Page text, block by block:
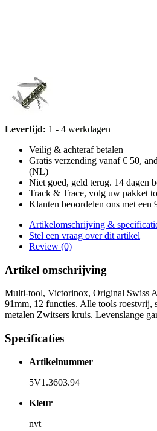
Levertijd: 1 - 4 werkdagen
Veilig & achteraf betalen
Gratis verzending vanaf € 50,
(NL)
Niet goed, geld terug. 14 dagen
Track & Trace, volg uw pakket
Klanten beoordelen ons met een
Artikelomschrijving &
Stel een vraag over dit artikel
Review (0)
Artikel omschrijving
Multi-tool, Victorinox, Original Swiss
91mm, 12 functies. Alle tools roestvrij,
metalen Zwitsers kruis. Levenslange
Specificaties
Artikelnummer
5V1.3603.94
Kleur
nvt